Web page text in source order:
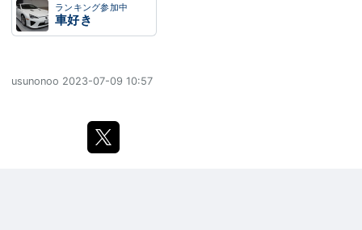
ランキング参加中
車好き
usunonoo 2023-07-09 10:57